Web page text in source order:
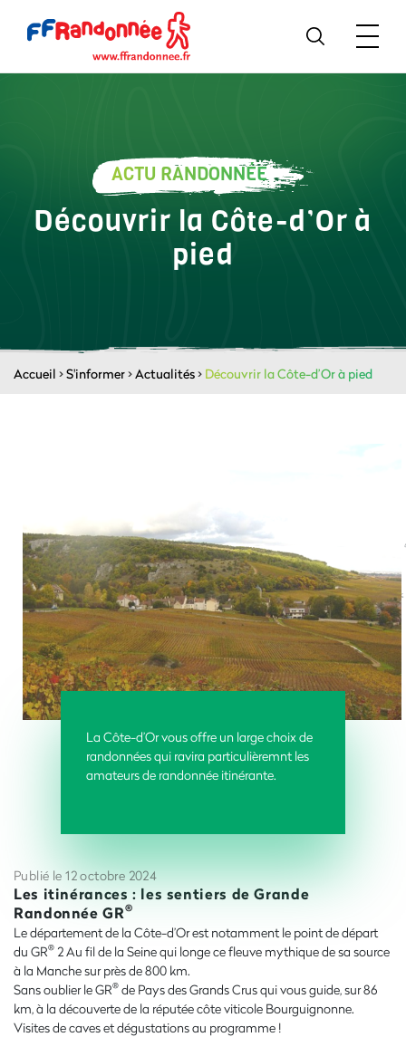
ACTU RANDONNÉE
Découvrir la Côte-d’Or à
pied
Accueil >S'informer>Actualités> Découvrir la Côte-d’Or à pied
La Côte-d’Or vous offre un large choix de
randonnées qui ravira particulièremnt les
amateurs de randonnée itinérante.
Publié le 12 octobre 2024
Les itinérances : les sentiers de Grande
Randonnée GR®
Le département de la Côte-d’Or est notamment le point de départ
du GR® 2 Au fil de la Seine qui longe ce fleuve mythique de sa source
à la Manche sur près de 800 km.
Sans oublier le GR® de Pays des Grands Crus qui vous guide, sur 86
km, à la découverte de la réputée côte viticole Bourguignonne.
Visites de caves et dégustations au programme !